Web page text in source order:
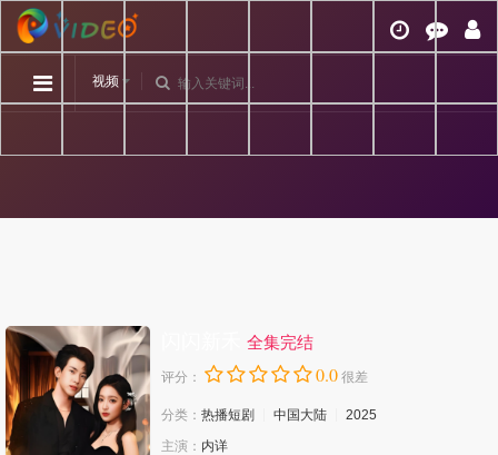
视频
全集完结
评分： 0.0 很差
分类： 热播短剧 中国大陆
2025
主演： 内详